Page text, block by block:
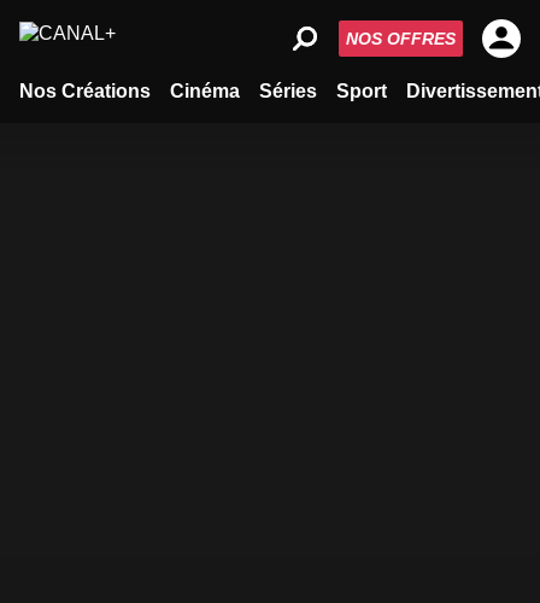
Nos Créations Cinéma Séries Sport
NOS OFFRES